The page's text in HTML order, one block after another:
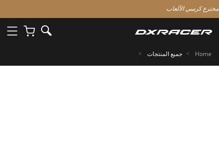
مخترع كرسي الألعاب
Home جميع المنتجات